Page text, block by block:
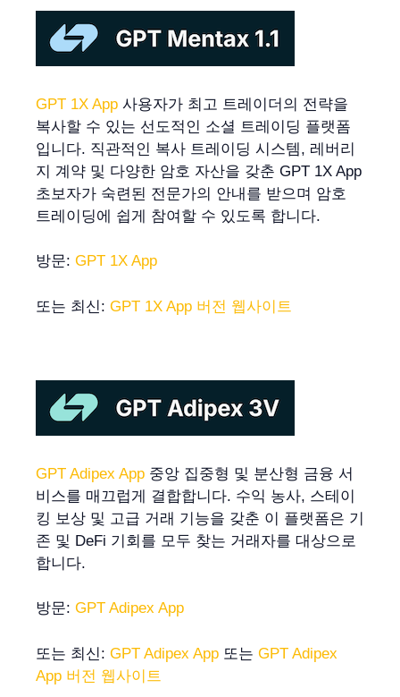
GPT 1X App 사용자가 최고 트레이더의 전략을
복사할 수 있는 선도적인 소셜 트레이딩 플랫폼
입니다. 직관적인 복사 트레이딩 시스템, 레버리
지 계약 및 다양한 암호 자산을 갖춘 GPT 1X App
초보자가 숙련된 전문가의 안내를 받으며 암호
트레이딩에 쉽게 참여할 수 있도록 합니다.
방문: GPT 1X App
또는 최신: GPT 1X App 버전 웹사이트
GPT Adipex App 중앙 집중형 및 분산형 금융 서
비스를 매끄럽게 결합합니다. 수익 농사, 스테이
킹 보상 및 고급 거래 기능을 갖춘 이 플랫폼은 기
존 및 DeFi 기회를 모두 찾는 거래자를 대상으로
합니다.
방문: GPT Adipex App
또는 최신: GPT Adipex App 또는 GPT Adipex
App 버전 웹사이트